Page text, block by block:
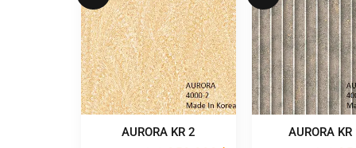
AURORA KR 2
AURORA KR